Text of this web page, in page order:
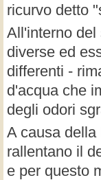
ricurvo detto
All'interno del
diverse ed
differenti -
d'acqua che
degli odori
A causa della
rallentano il
e per questo